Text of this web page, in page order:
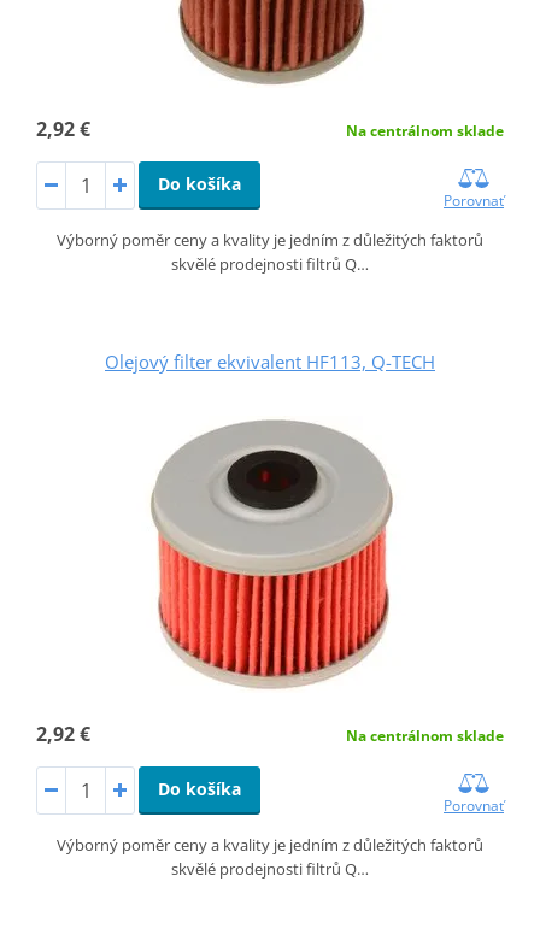
2,92 € Na centrálnom sklade
Do košíka
Porovnať
Výborný poměr ceny a kvality je jedním z důležitých faktorů
skvělé prodejnosti filtrů Q…
Olejový filter ekvivalent HF113, Q-TECH
2,92 € Na centrálnom sklade
Do košíka
Porovnať
Výborný poměr ceny a kvality je jedním z důležitých faktorů
skvělé prodejnosti filtrů Q…